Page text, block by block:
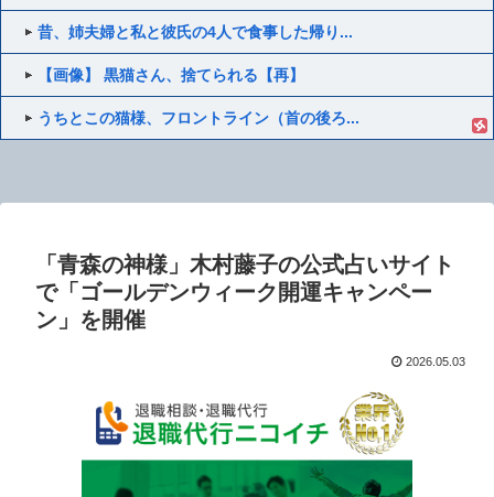
昔、姉夫婦と私と彼氏の4人で食事した帰り...
【画像】 黒猫さん、捨てられる【再】
うちとこの猫様、フロントライン（首の後ろ...
「青森の神様」木村藤子の公式占いサイト
で「ゴールデンウィーク開運キャンペー
ン」を開催
2026.05.03